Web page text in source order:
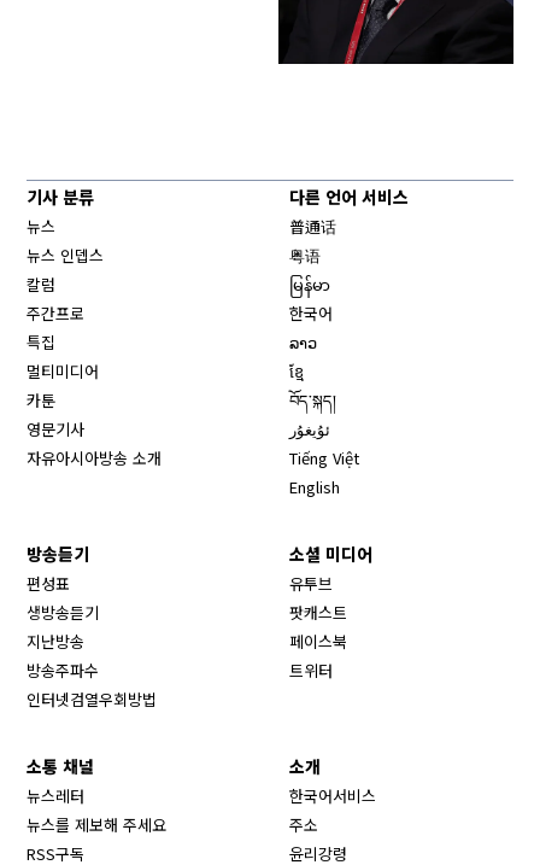
기사 분류
뉴스
뉴스 인뎁스
칼럼
주간프로
특집
멀티미디어
카툰
영문기사
자유아시아방송 소개
다른 언어 서비스
普通话
粤语
မြန်မာ
한국어
ລາວ
ខ្មែ
བོད་སྐད།
ئۇيغۇر
Tiếng Việt
English
방송듣기
편성표
생방송듣기
지난방송
방송주파수
인터넷검열우회방법
소셜 미디어
유투브
팟캐스트
페이스북
트위터
소통 채널
뉴스레터
뉴스를 제보해 주세요
RSS구독
소개
한국어서비스
주소
윤리강령